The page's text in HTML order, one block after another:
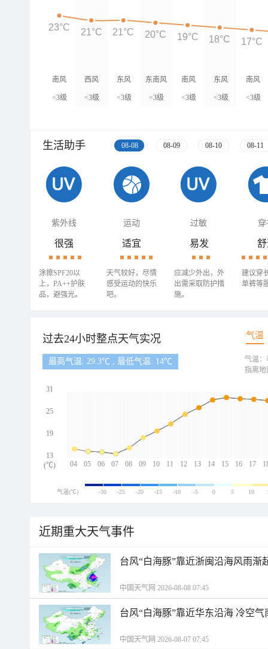
南风
<3级
西风
<3级
东风
<3级
东南风
<3级
南风
<3级
东风
<3级
南风
<3级
23°C 21°C 21°C 20°C 19°C 18°C 17°C
生活助手 08-08 08-09 08-10 08-11
紫外线 运动 过敏 穿
很强
涂擦SPF20以
上，PA++护肤
品，避强光。
适宜
天气较好，尽情
感受运动的快乐
吧。
易发
应减少外出，外
出需采取防护措
施。
建议穿
单裤等
过去24小时整点天气实况 气温
最高气温: 29.3℃ , 最低气温: 14℃
04 05 06 07 08 09 10 11 12 13 14 15 16 17
31
25
19
13
(℃)
气温：
指离地
气温(℃) -30 -25 -20 -15 -10 -5 0 5 10
近期重大天气事件
台风“白海豚”靠近浙闽沿海风雨渐
中国天气网 2026-08-08 07:45
台风“白海豚”靠近华东沿海 冷空
中国天气网 2026-08-07 07:45